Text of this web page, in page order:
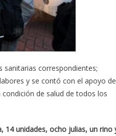
correspondientes;
y se contó con el apoyo de
de salud de todos los
14 unidades, ocho julias, un rino